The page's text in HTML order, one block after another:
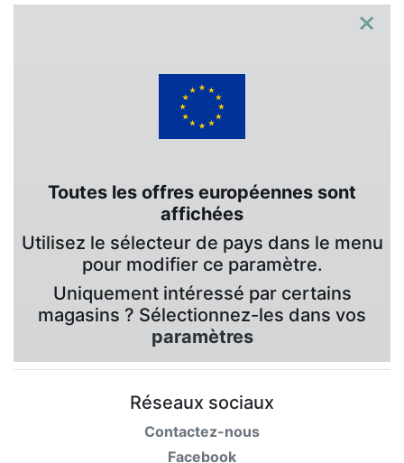
×
Toutes les offres européennes sont
affichées
Utilisez le sélecteur de pays dans le menu
pour modifier ce paramètre.
Uniquement intéressé par certains
magasins ? Sélectionnez-les dans vos
paramètres
Réseaux sociaux
Contactez-nous
Facebook